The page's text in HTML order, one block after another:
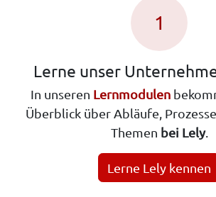
1
Lerne unser
In unseren Lernmodulen
Überblick über Abläufe,
Themen bei Lely.
Lerne Lely kennen